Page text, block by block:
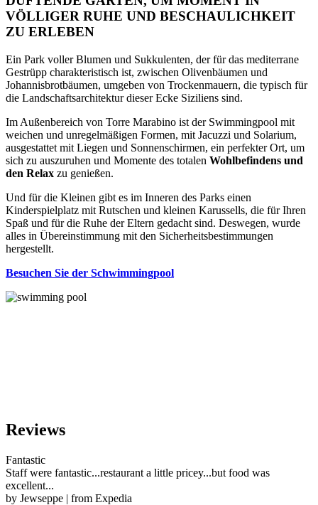
VÖLLIGER RUHE UND BESCHAULICHKEIT
ZU ERLEBEN
Ein Park voller Blumen und Sukkulenten, der für das mediterrane
Gestrüpp charakteristisch ist, zwischen Olivenbäumen und
Johannisbrotbäumen, umgeben von Trockenmauern, die typisch für
die Landschaftsarchitektur dieser Ecke Siziliens sind.
Im Außenbereich von Torre Marabino ist der Swimmingpool mit
weichen und unregelmäßigen Formen, mit Jacuzzi und Solarium,
ausgestattet mit Liegen und Sonnenschirmen, ein perfekter Ort, um
sich zu auszuruhen und Momente des totalen Wohlbefindens und
den Relax zu genießen.
Und für die Kleinen gibt es im Inneren des Parks einen
Kinderspielplatz mit Rutschen und kleinen Karussells, die für Ihren
Spaß und für die Ruhe der Eltern gedacht sind. Deswegen, wurde
alles in Übereinstimmung mit den Sicherheitsbestimmungen
hergestellt.
Besuchen Sie der Schwimmingpool
Reviews
Fantastic
Staff were fantastic...restaurant a little pricey...but food was
excellent...
by Jewseppe | from Expedia